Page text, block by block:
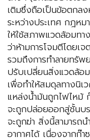
เติมซึ่งถือเป็นข้อตกล
ระหว่างประเทศ กฎห
ให้ใช้สภาพแวดล้อมทา
ว่าห้ามการโจมตีโดยเ
รวมถึงการทำลายทรัพ
ปรับเปลี่ยนสิ่งแวดล้อ
เพื่อทำให้สมดุลทางนิเ
แหล่งน้ำมันถูกไฟไหม้
จะถูกปล่อยออกสู่ชั้นบ
จะถูกฆ่า สิ่งนี้สามารถ
อากาศได้ เนื่องจากก๊